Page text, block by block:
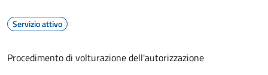
Servizio attivo
Procedimento di volturazione dell'autorizzazione